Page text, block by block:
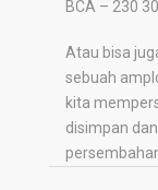
BCA – 230
Atau bisa
sebuah
kita
disimpan